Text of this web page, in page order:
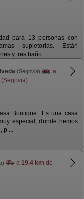
para 13 personas con
supletorias. Están
y tres baño ...
(Segovia)
a
Boutique. Es una casa
especial, donde hemos
p ...
a 19,4 km de